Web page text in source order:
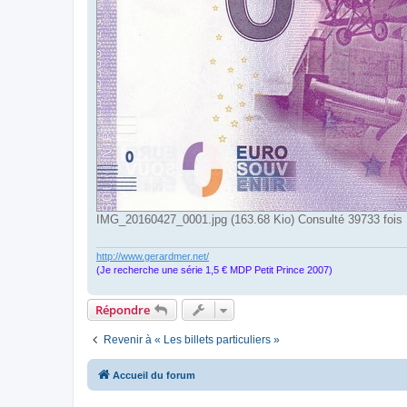
IMG_20160427_0001.jpg (163.68 Kio) Consulté 39733 fois
http://www.gerardmer.net/
(Je recherche une série 1,5 € MDP Petit Prince 2007)
Répondre
Revenir à « Les billets particuliers »
Accueil du forum